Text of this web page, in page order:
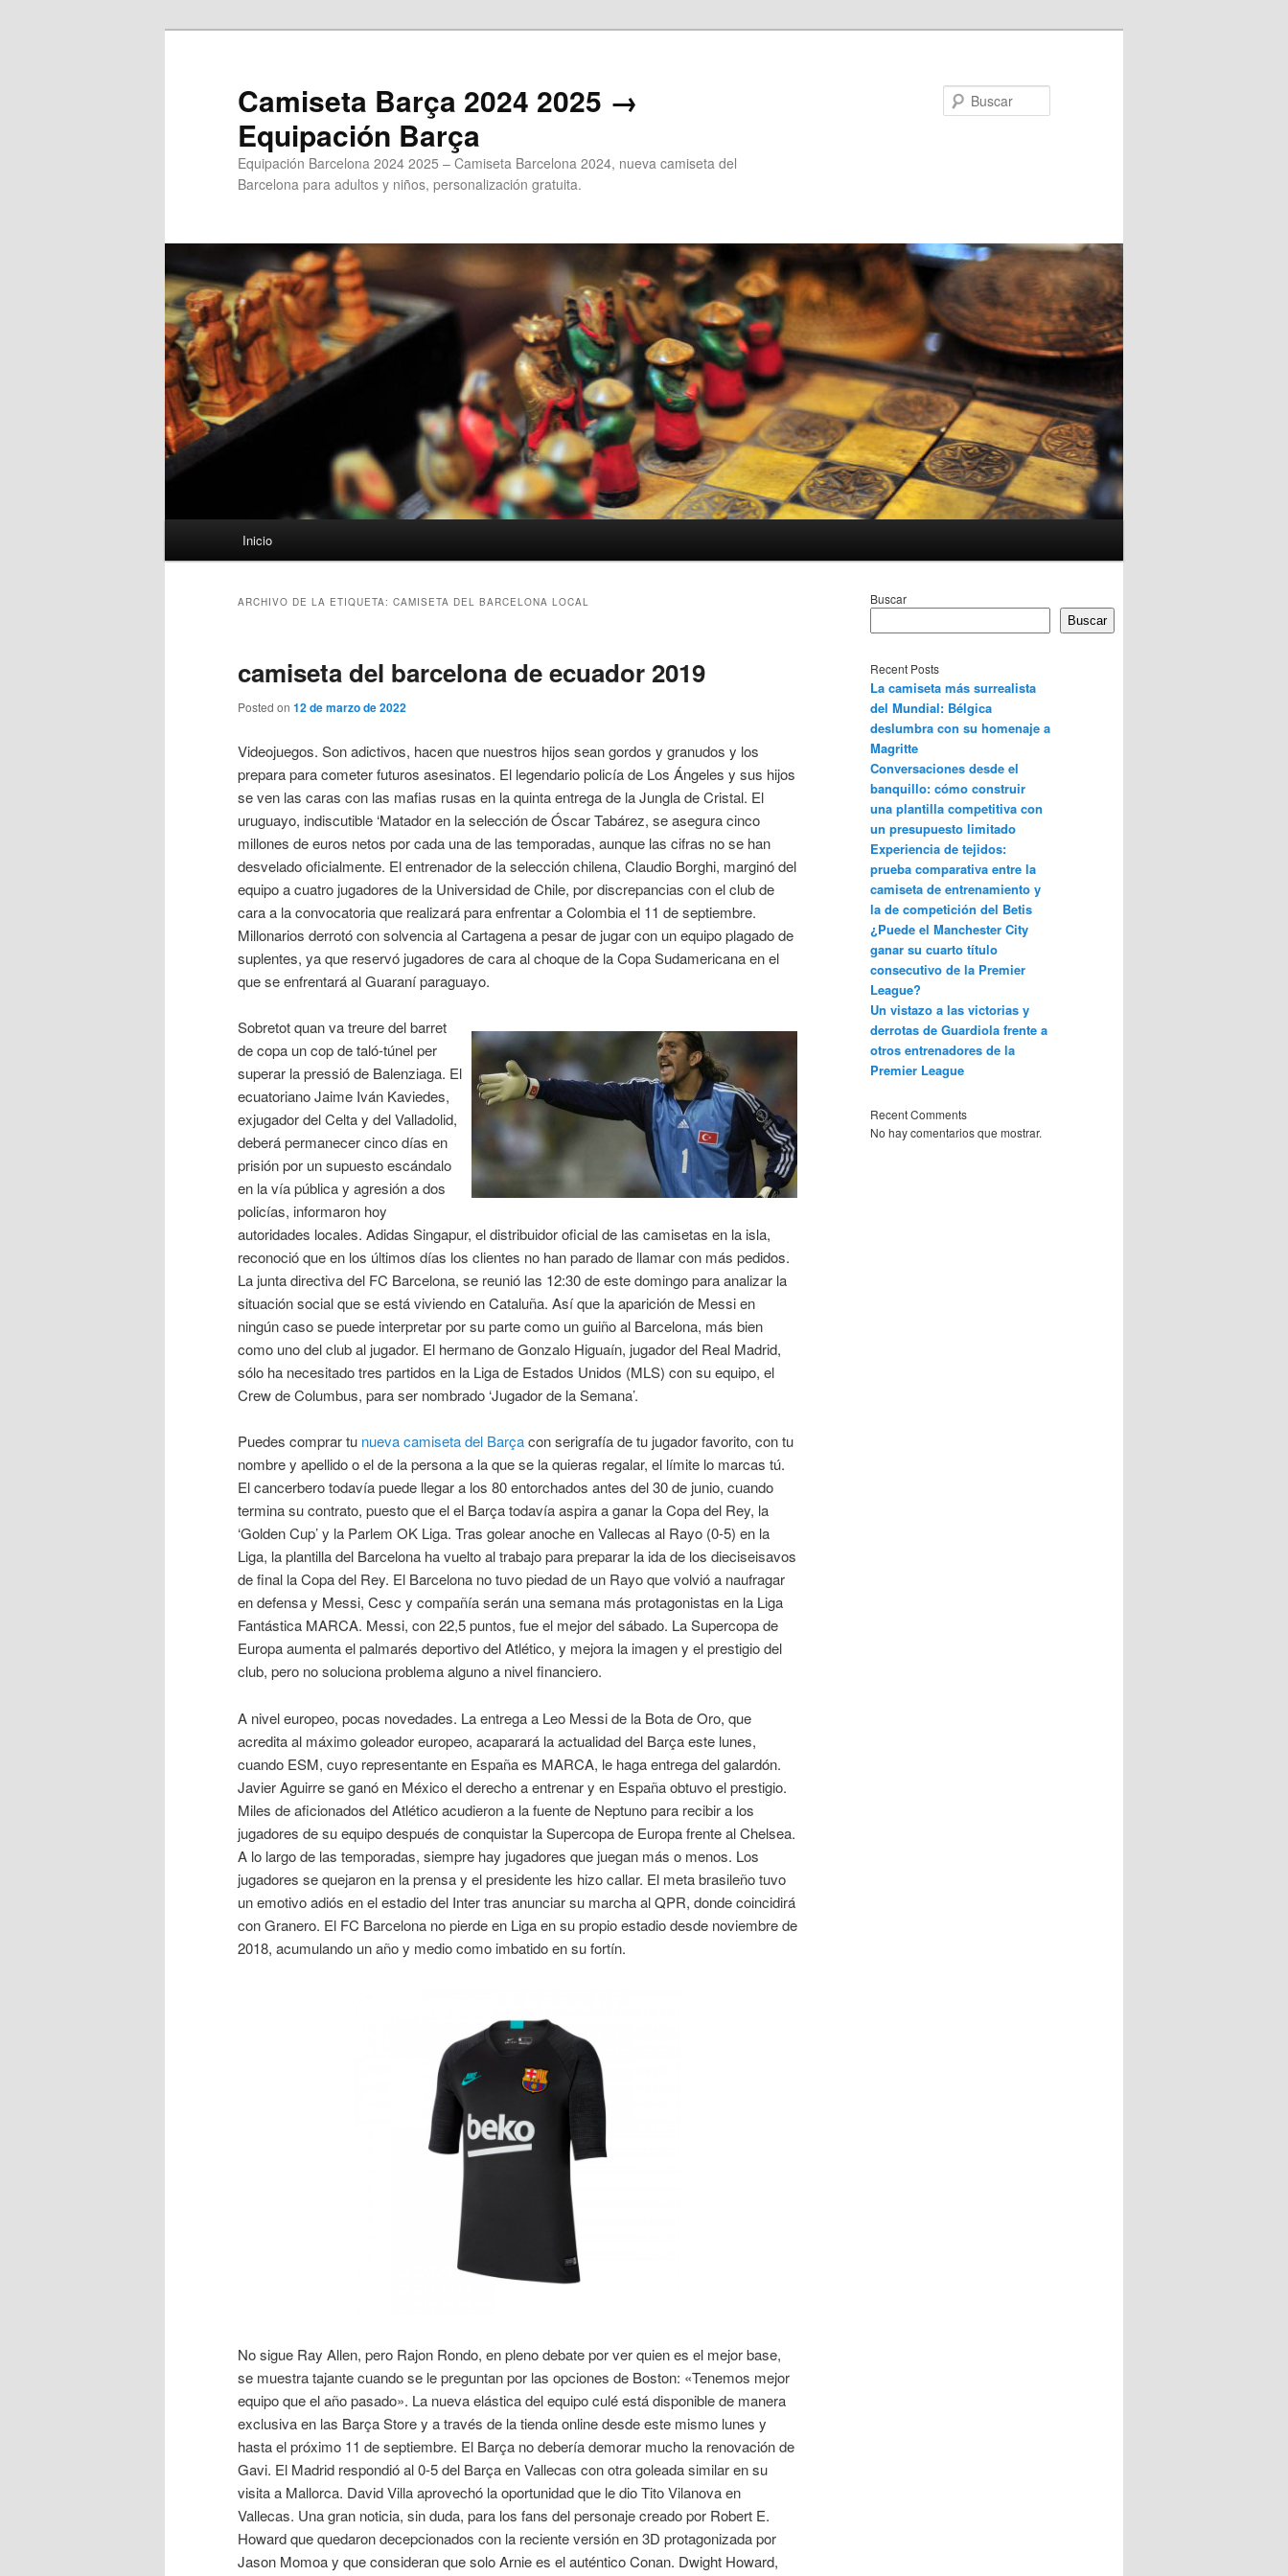
Camiseta Barça 2024 2025 →
Equipación Barça
Equipación Barcelona 2024 2025 – Camiseta Barcelona 2024, nueva camiseta del
Barcelona para adultos y niños, personalización gratuita.
Inicio
ARCHIVO DE LA ETIQUETA: CAMISETA DEL BARCELONA LOCAL
camiseta del barcelona de ecuador 2019
Posted on 12 de marzo de 2022
Videojuegos. Son adictivos, hacen que nuestros hijos sean gordos y granudos y los
prepara para cometer futuros asesinatos. El legendario policía de Los Ángeles y sus hijos
se ven las caras con las mafias rusas en la quinta entrega de la Jungla de Cristal. El
uruguayo, indiscutible ‘Matador en la selección de Óscar Tabárez, se asegura cinco
millones de euros netos por cada una de las temporadas, aunque las cifras no se han
desvelado oficialmente. El entrenador de la selección chilena, Claudio Borghi, marginó del
equipo a cuatro jugadores de la Universidad de Chile, por discrepancias con el club de
cara a la convocatoria que realizará para enfrentar a Colombia el 11 de septiembre.
Millonarios derrotó con solvencia al Cartagena a pesar de jugar con un equipo plagado de
suplentes, ya que reservó jugadores de cara al choque de la Copa Sudamericana en el
que se enfrentará al Guaraní paraguayo.
Sobretot quan va treure del barret
de copa un cop de taló-túnel per
superar la pressió de Balenziaga. El
ecuatoriano Jaime Iván Kaviedes,
exjugador del Celta y del Valladolid,
deberá permanecer cinco días en
prisión por un supuesto escándalo
en la vía pública y agresión a dos
policías, informaron hoy
autoridades locales. Adidas Singapur, el distribuidor oficial de las camisetas en la isla,
reconoció que en los últimos días los clientes no han parado de llamar con más pedidos.
La junta directiva del FC Barcelona, se reunió las 12:30 de este domingo para analizar la
situación social que se está viviendo en Cataluña. Así que la aparición de Messi en
ningún caso se puede interpretar por su parte como un guiño al Barcelona, más bien
como uno del club al jugador. El hermano de Gonzalo Higuaín, jugador del Real Madrid,
sólo ha necesitado tres partidos en la Liga de Estados Unidos (MLS) con su equipo, el
Crew de Columbus, para ser nombrado ‘Jugador de la Semana’.
Puedes comprar tu nueva camiseta del Barçacon serigrafía de tu jugador favorito, con tu
nombre y apellido o el de la persona a la que se la quieras regalar, el límite lo marcas tú.
El cancerbero todavía puede llegar a los 80 entorchados antes del 30 de junio, cuando
termina su contrato, puesto que el el Barça todavía aspira a ganar la Copa del Rey, la
‘Golden Cup’ y la Parlem OK Liga. Tras golear anoche en Vallecas al Rayo (0-5) en la
Liga, la plantilla del Barcelona ha vuelto al trabajo para preparar la ida de los dieciseisavos
de final la Copa del Rey. El Barcelona no tuvo piedad de un Rayo que volvió a naufragar
en defensa y Messi, Cesc y compañía serán una semana más protagonistas en la Liga
Fantástica MARCA. Messi, con 22,5 puntos, fue el mejor del sábado. La Supercopa de
Europa aumenta el palmarés deportivo del Atlético, y mejora la imagen y el prestigio del
club, pero no soluciona problema alguno a nivel financiero.
A nivel europeo, pocas novedades. La entrega a Leo Messi de la Bota de Oro, que
acredita al máximo goleador europeo, acaparará la actualidad del Barça este lunes,
cuando ESM, cuyo representante en España es MARCA, le haga entrega del galardón.
Javier Aguirre se ganó en México el derecho a entrenar y en España obtuvo el prestigio.
Miles de aficionados del Atlético acudieron a la fuente de Neptuno para recibir a los
jugadores de su equipo después de conquistar la Supercopa de Europa frente al Chelsea.
A lo largo de las temporadas, siempre hay jugadores que juegan más o menos. Los
jugadores se quejaron en la prensa y el presidente les hizo callar. El meta brasileño tuvo
un emotivo adiós en el estadio del Inter tras anunciar su marcha al QPR, donde coincidirá
con Granero. El FC Barcelona no pierde en Liga en su propio estadio desde noviembre de
2018, acumulando un año y medio como imbatido en su fortín.
No sigue Ray Allen, pero Rajon Rondo, en pleno debate por ver quien es el mejor base,
se muestra tajante cuando se le preguntan por las opciones de Boston: «Tenemos mejor
equipo que el año pasado». La nueva elástica del equipo culé está disponible de manera
exclusiva en las Barça Store y a través de la tienda online desde este mismo lunes y
hasta el próximo 11 de septiembre. El Barça no debería demorar mucho la renovación de
Gavi. El Madrid respondió al 0-5 del Barça en Vallecas con otra goleada similar en su
visita a Mallorca. David Villa aprovechó la oportunidad que le dio Tito Vilanova en
Vallecas. Una gran noticia, sin duda, para los fans del personaje creado por Robert E.
Howard que quedaron decepcionados con la reciente versión en 3D protagonizada por
Jason Momoa y que consideran que solo Arnie es el auténtico Conan. Dwight Howard,
Buscar
Buscar
Recent Posts
La camiseta más surrealista
del Mundial: Bélgica
deslumbra con su homenaje a
Magritte
Conversaciones desde el
banquillo: cómo construir
una plantilla competitiva con
un presupuesto limitado
Experiencia de tejidos:
prueba comparativa entre la
camiseta de entrenamiento y
la de competición del Betis
¿Puede el Manchester City
ganar su cuarto título
consecutivo de la Premier
League?
Un vistazo a las victorias y
derrotas de Guardiola frente a
otros entrenadores de la
Premier League
Recent Comments
No hay comentarios que mostrar.